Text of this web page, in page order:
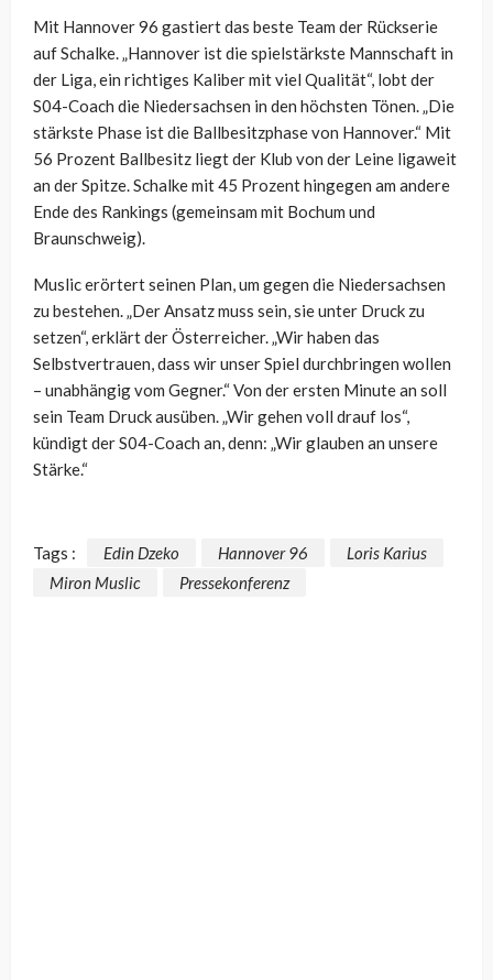
Mit Hannover 96 gastiert das beste Team der Rückserie
auf Schalke. „Hannover ist die spielstärkste Mannschaft in
der Liga, ein richtiges Kaliber mit viel Qualität“, lobt der
S04-Coach die Niedersachsen in den höchsten Tönen. „Die
stärkste Phase ist die Ballbesitzphase von Hannover.“ Mit
56 Prozent Ballbesitz liegt der Klub von der Leine ligaweit
an der Spitze. Schalke mit 45 Prozent hingegen am andere
Ende des Rankings (gemeinsam mit Bochum und
Braunschweig).
Muslic erörtert seinen Plan, um gegen die Niedersachsen
zu bestehen. „Der Ansatz muss sein, sie unter Druck zu
setzen“, erklärt der Österreicher. „Wir haben das
Selbstvertrauen, dass wir unser Spiel durchbringen wollen
– unabhängig vom Gegner.“ Von der ersten Minute an soll
sein Team Druck ausüben. „Wir gehen voll drauf los“,
kündigt der S04-Coach an, denn: „Wir glauben an unsere
Stärke.“
Tags : Edin Dzeko Hannover 96
Loris Karius
Miron Muslic
Pressekonferenz